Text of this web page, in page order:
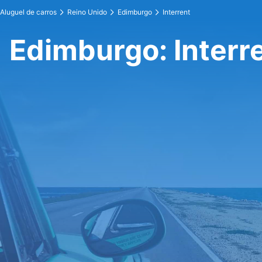
Aluguel de carros Reino Unido Edimburgo Interrent
Edimburgo: